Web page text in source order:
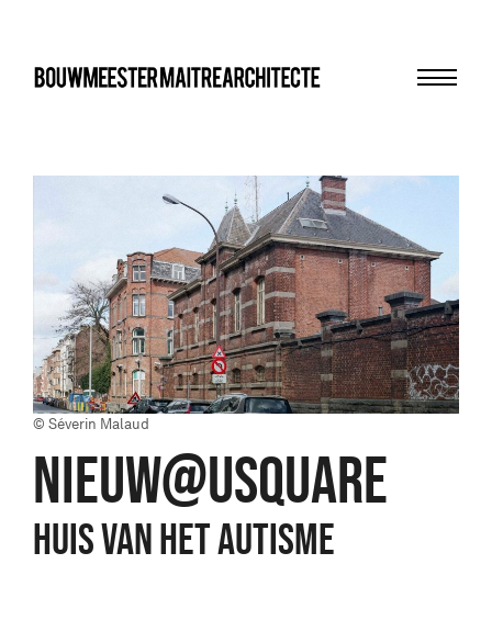
bma
© Séverin Malaud
NIEUW@USQUARE
Huis van het Autisme